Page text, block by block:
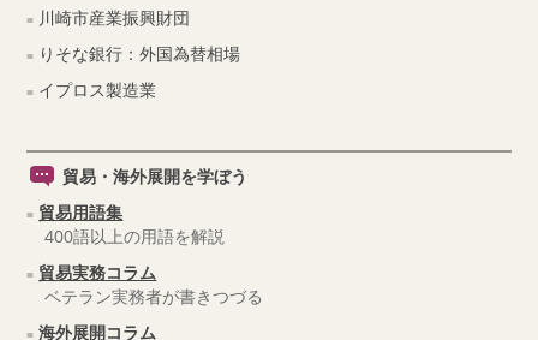
川崎市産業振興財団
りそな銀行：外国為替相場
イプロス製造業
貿易・海外展開を学ぼう
貿易用語集
400語以上の用語を解説
貿易実務コラム
ベテラン実務者が書きつづる
海外展開コラム